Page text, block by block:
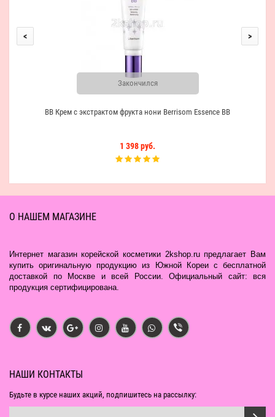
Закончился
BB Крем с экстрактом фрукта нони Berrisom Essence BB
1 398 руб.
< >
О НАШЕМ МАГАЗИНЕ
Интернет магазин корейской косметики 2kshop.ru предлагает Вам
купить оригинальную продукцию из Южной Кореи с бесплатной
доставкой по Москве и всей России. Официальный сайт: вся
продукция сертифицирована.
НАШИ КОНТАКТЫ
Будьте в курсе наших акций, подпишитесь на рассылку: